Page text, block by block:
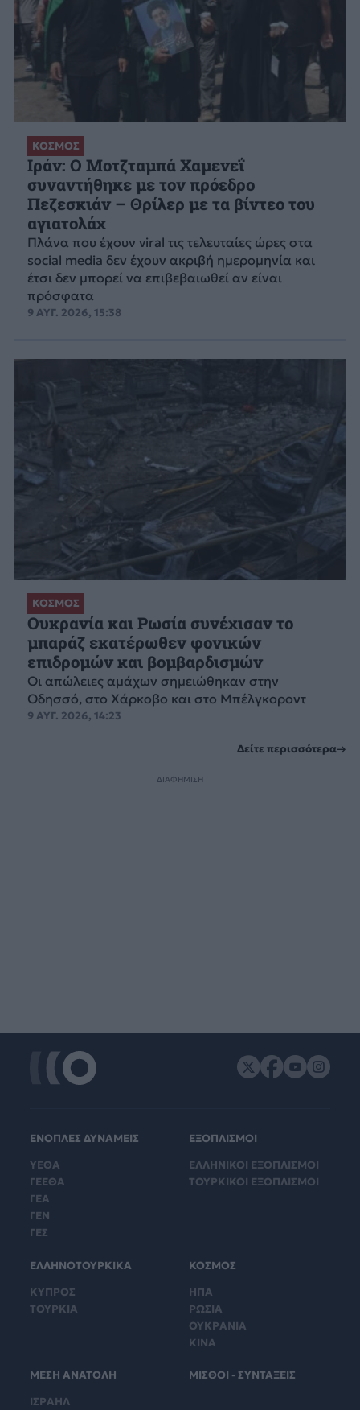
ΚΟΣΜΟΣ
Ιράν: Ο Μοτζταμπά Χαμενεΐ
συναντήθηκε με τον πρόεδρο
Πεζεσκιάν – Θρίλερ με τα βίντεο του
αγιατολάχ
Πλάνα που έχουν viral τις τελευταίες ώρες στα
social media δεν έχουν ακριβή ημερομηνία και
έτσι δεν μπορεί να επιβεβαιωθεί αν είναι
πρόσφατα
9 ΑΥΓ. 2026, 15:38
ΚΟΣΜΟΣ
Ουκρανία και Ρωσία συνέχισαν το
μπαράζ εκατέρωθεν φονικών
επιδρομών και βομβαρδισμών
Οι απώλειες αμάχων σημειώθηκαν στην
Οδησσό, στο Χάρκοβο και στο Μπέλγκοροντ
9 ΑΥΓ. 2026, 14:23
Δείτε περισσότερα
ΔΙΑΦΗΜΙΣΗ
ΕΝΟΠΛΕΣ ΔΥΝΑΜΕΙΣ
ΥΕΘΑ
ΓΕΕΘΑ
ΓΕΑ
ΓΕΝ
ΓΕΣ
ΕΞΟΠΛΙΣΜΟΙ
ΕΛΛΗΝΙΚΟΙ ΕΞΟΠΛΙΣΜΟΙ
ΤΟΥΡΚΙΚΟΙ ΕΞΟΠΛΙΣΜΟΙ
ΕΛΛΗΝΟΤΟΥΡΚΙΚΑ
ΚΥΠΡΟΣ
ΤΟΥΡΚΙΑ
ΚΟΣΜΟΣ
ΗΠΑ
ΡΩΣΙΑ
ΟΥΚΡΑΝΙΑ
ΚΙΝΑ
ΜΕΣΗ ΑΝΑΤΟΛΗ
ΙΣΡΑΗΛ
ΜΙΣΘΟΙ - ΣΥΝΤΑΞΕΙΣ